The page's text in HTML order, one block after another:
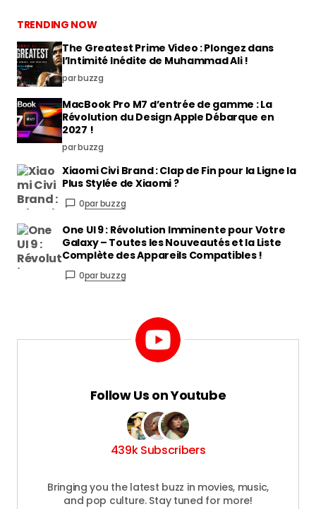
TRENDING NOW
The Greatest Prime Video : Plongez dans
l’Intimité Inédite de Muhammad Ali !
par buzzg
MacBook Pro M7 d’entrée de gamme : La
Révolution du Design Apple Débarque en
2027 !
par buzzg
Xiaomi Civi Brand : Clap de Fin pour la Ligne la
Plus Stylée de Xiaomi ?
0par buzzg
One UI 9 : Révolution Imminente pour Votre
Galaxy – Toutes les Nouveautés et la Liste
Complète des Appareils Compatibles !
0par buzzg
Follow Us on Youtube
439k Subscribers
Bringing you the latest buzz in movies, music,
and pop culture. Stay tuned for more!